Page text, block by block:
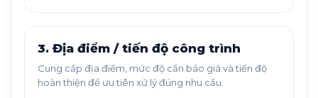
3. Địa điểm / tiến độ công trình
Cung cấp địa điểm, mức độ cần báo giá và tiến độ
hoàn thiện để ưu tiên xử lý đúng nhu cầu.